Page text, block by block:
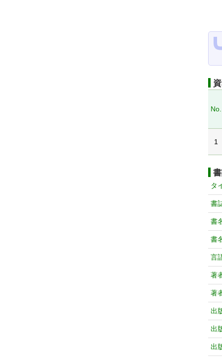
No.
1
タ
書
書
書
言
著
著
出
出
出